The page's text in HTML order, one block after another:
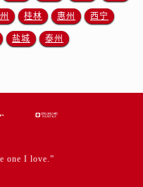
桂林 惠州 西宁
盐城 泰州
one I love.”